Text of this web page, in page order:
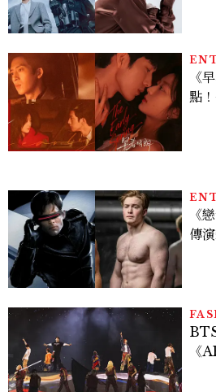
多
《
點
《
傳
《